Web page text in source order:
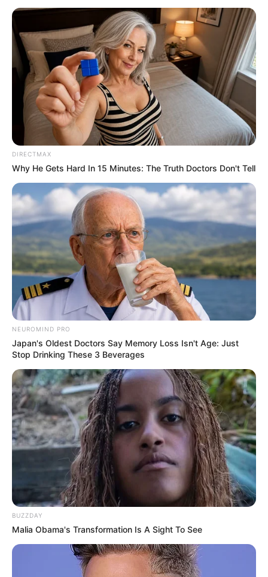
DIRECTMAX
Why He Gets Hard In 15 Minutes: The Truth Doctors Don't Tell
NEUROMIND PRO
Japan's Oldest Doctors Say Memory Loss Isn't Age: Just
Stop Drinking These 3 Beverages
BUZZDAY
Malia Obama's Transformation Is A Sight To See